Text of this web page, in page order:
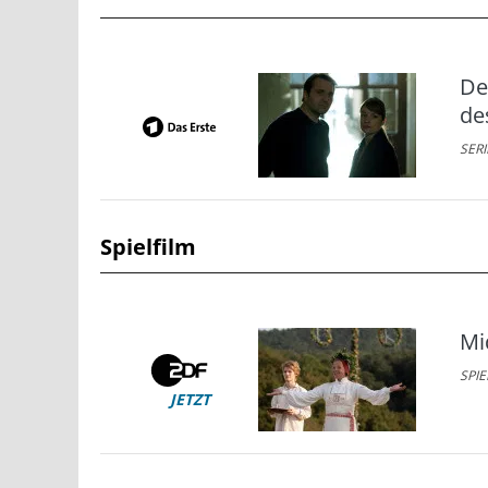
Spielfilm
JETZT